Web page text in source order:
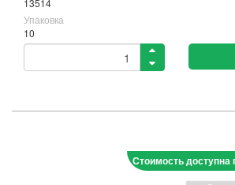
13514
Упаковка
10
Стоимость доступна